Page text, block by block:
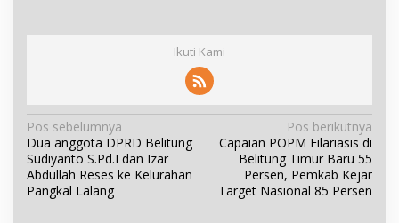
Ikuti Kami
N
a
v
i
Pos sebelumnya
Dua anggota DPRD Belitung
Sudiyanto S.Pd.I dan Izar
Abdullah Reses ke Kelurahan
Pangkal Lalang
Pos berikutnya
Capaian POPM Filariasis di
Belitung Timur Baru 55
Persen, Pemkab Kejar
Target Nasional 85 Persen